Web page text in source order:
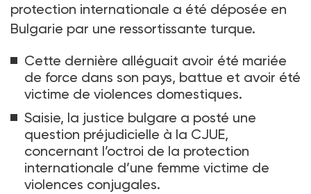
protection internationale a été déposée en
Bulgarie par une ressortissante turque.
Cette dernière alléguait avoir été mariée
de force dans son pays, battue et avoir été
victime de violences domestiques.
Saisie, la justice bulgare a posté une
question préjudicielle à la CJUE,
concernant l’octroi de la protection
internationale d’une femme victime de
violences conjugales.